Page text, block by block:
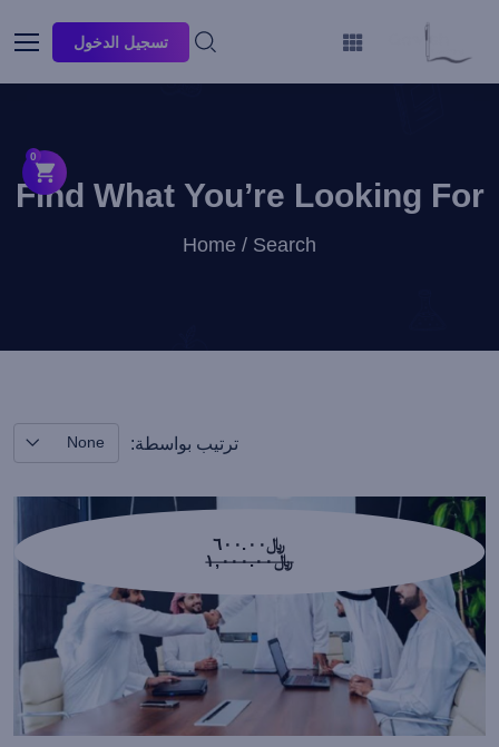
تسجيل الدخول
0
Find What You’re Looking For
Home / Search
ترتيب بواسطة: None
﷼٦٠٠.٠٠
﷼١,٠٠٠.٠٠